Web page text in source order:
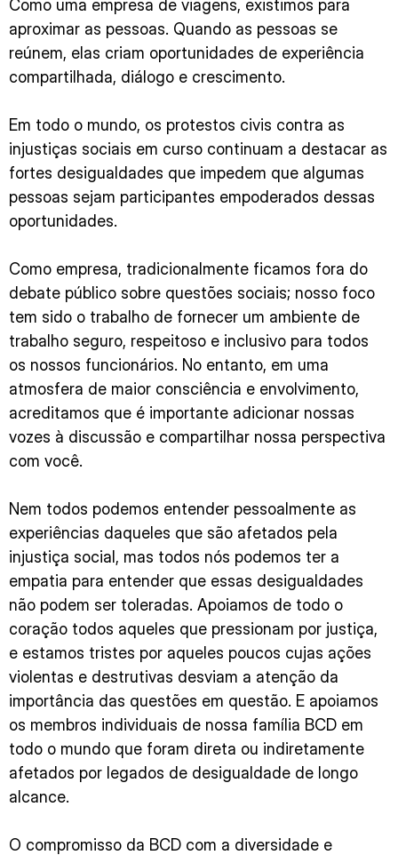
Como uma empresa de viagens, existimos para
aproximar as pessoas. Quando as pessoas se
reúnem, elas criam oportunidades de experiência
compartilhada, diálogo e crescimento.
Em todo o mundo, os protestos civis contra as
injustiças sociais em curso continuam a destacar as
fortes desigualdades que impedem que algumas
pessoas sejam participantes empoderados dessas
oportunidades.
Como empresa, tradicionalmente ficamos fora do
debate público sobre questões sociais; nosso foco
tem sido o trabalho de fornecer um ambiente de
trabalho seguro, respeitoso e inclusivo para todos
os nossos funcionários. No entanto, em uma
atmosfera de maior consciência e envolvimento,
acreditamos que é importante adicionar nossas
vozes à discussão e compartilhar nossa perspectiva
com você.
Nem todos podemos entender pessoalmente as
experiências daqueles que são afetados pela
injustiça social, mas todos nós podemos ter a
empatia para entender que essas desigualdades
não podem ser toleradas. Apoiamos de todo o
coração todos aqueles que pressionam por justiça,
e estamos tristes por aqueles poucos cujas ações
violentas e destrutivas desviam a atenção da
importância das questões em questão. E apoiamos
os membros individuais de nossa família BCD em
todo o mundo que foram direta ou indiretamente
afetados por legados de desigualdade de longo
alcance.
O compromisso da BCD com a diversidade e